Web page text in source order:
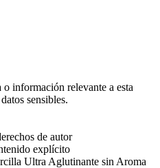
información relevante a esta
sensibles.
de autor
explícito
Ultra Aglutinante sin Aroma